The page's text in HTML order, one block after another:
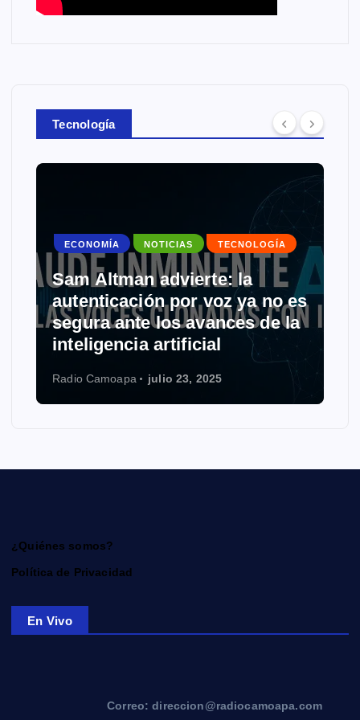
Tecnología
ECONOMÍA NOTICIAS TECNOLOGÍA
Sam Altman advierte: la
autenticación por voz ya no es
segura ante los avances de la
inteligencia artificial
Radio Camoapa julio 23, 2025
¿Quiénes somos?
Política de Privacidad
En Vivo
Correo: direccion@radiocamoapa.com